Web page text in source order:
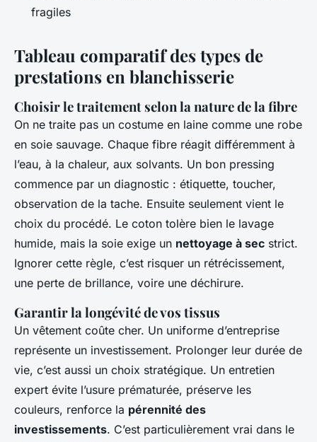
fragiles
Tableau comparatif des types de
prestations en blanchisserie
Choisir le traitement selon la nature de la fibre
On ne traite pas un costume en laine comme une robe
en soie sauvage. Chaque fibre réagit différemment à
l’eau, à la chaleur, aux solvants. Un bon pressing
commence par un diagnostic : étiquette, toucher,
observation de la tache. Ensuite seulement vient le
choix du procédé. Le coton tolère bien le lavage
humide, mais la soie exige un nettoyage à sec strict.
Ignorer cette règle, c’est risquer un rétrécissement,
une perte de brillance, voire une déchirure.
Garantir la longévité de vos tissus
Un vêtement coûte cher. Un uniforme d’entreprise
représente un investissement. Prolonger leur durée de
vie, c’est aussi un choix stratégique. Un entretien
expert évite l’usure prématurée, préserve les
couleurs, renforce la pérennité des
investissements. C’est particulièrement vrai dans le